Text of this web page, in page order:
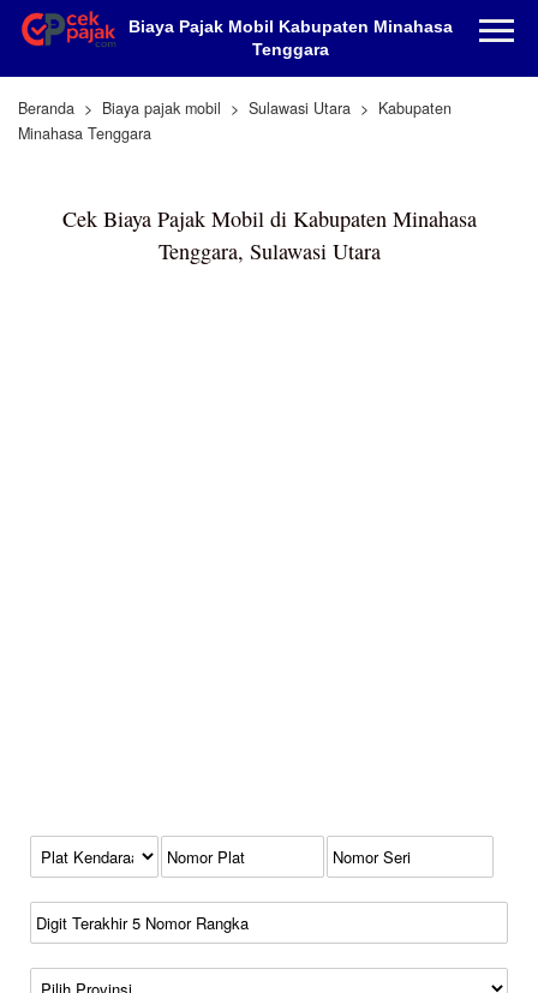
Biaya Pajak Mobil Kabupaten Minahasa
Tenggara
Beranda Biaya pajak mobil Sulawasi Utara
Kabupaten
Minahasa Tenggara
Cek Biaya Pajak Mobil di Kabupaten Minahasa
Tenggara, Sulawasi Utara
Kode Plat Kendaraan
No Plat
No Seri
No Rangka
Wilayah